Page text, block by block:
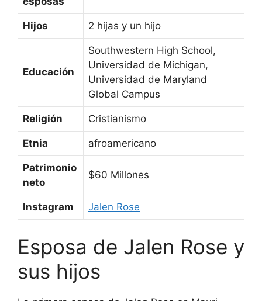
Hijos 2 hijas y un hijo
Educación
Southwestern High School,
Universidad de Michigan,
Universidad de Maryland
Global Campus
Religión Cristianismo
Etnia afroamericano
Patrimonio
neto
$60 Millones
Instagram Jalen Rose
Esposa de Jalen Rose y
sus hijos